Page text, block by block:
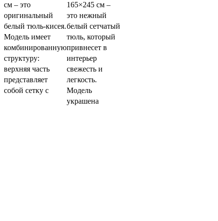
см – это
оригинальный
белый тюль-кисея.
Модель имеет
комбинированную
структуру:
верхняя часть
представляет
собой сетку с
165×245 см –
это нежный
белый сетчатый
тюль, который
привнесет в
интерьер
свежесть и
легкость.
Модель
украшена